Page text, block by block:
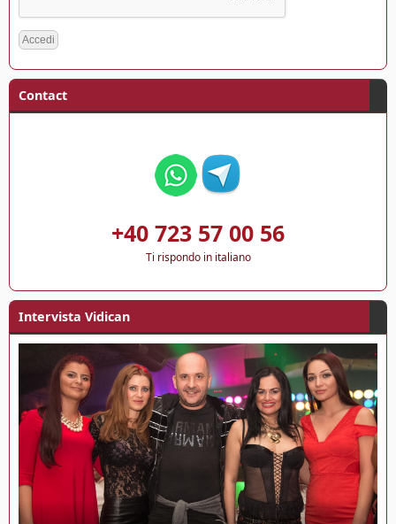
Contact
+40 723 57 00 56
Ti rispondo in italiano
Intervista Vidican